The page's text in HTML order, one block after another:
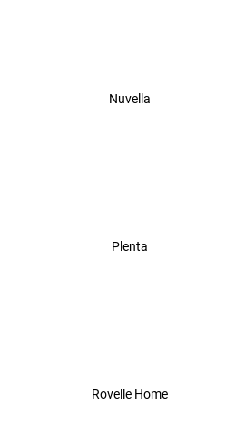
Nuvella
Plenta
Rovelle Home